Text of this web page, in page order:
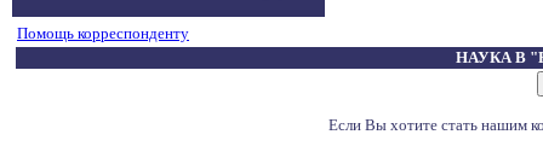
Помощь корреспонденту
НАУКА В
Если Вы хотите стать нашим